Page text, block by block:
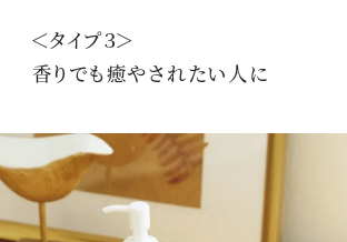
＜タイプ３＞
香りでも癒やされたい人に